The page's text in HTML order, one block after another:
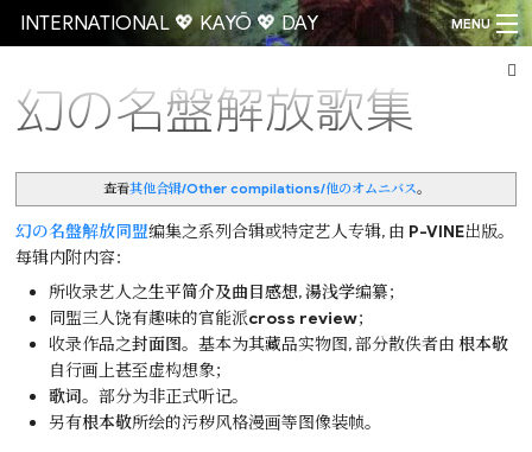
INTERNATIONAL 💖 KAYŌ 💖 DAY MENU
Go
幻の名盤解放歌集
查看其他合辑/Other compilations/他のオムニバス。
幻の名盤解放同盟编集之系列合辑或特定艺人专辑, 由 P-VINE出版。
每辑内附内容：
所收录艺人之生平简介及曲目感想,湯浅学编纂；
同盟三人饶有趣味的官能派cross review；
收录作品之封面图。基本为其藏品实物图, 部分散佚者由根本敬
自行画上甚至虚构想象；
歌词。部分为非正式听记。
另有根本敬所绘的污秽风格漫画等图像装帧。